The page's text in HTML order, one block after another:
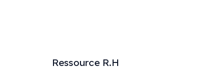
Ressource R.H